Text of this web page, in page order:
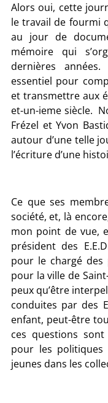
Alors oui, cette
le travail de fourmi
au jour de
mémoire qui
dernières
essentiel pour
et transmettre aux
et-un-ieme siècle.
Frézel et Yvon
autour d’une telle
l’écriture d’une
Ce que ses
société, et, là
mon point de vue,
président des
pour le chargé des
pour la ville de
peux qu’être
conduites par des
enfant, peut-être
ces questions
pour les politiques
jeunes dans les